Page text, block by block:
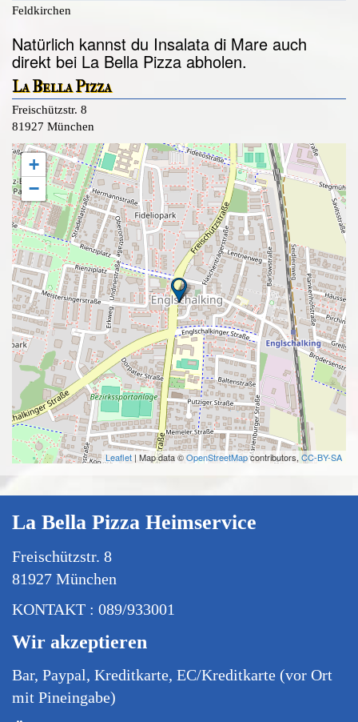
Feldkirchen
Natürlich kannst du Insalata di Mare auch
direkt bei La Bella Pizza abholen.
La Bella Pizza
Freischützstr. 8
81927 München
+
−
Leaflet | Map data ©OpenStreetMapcontributors, CC-BY-SA
La Bella Pizza Heimservice
Freischützstr. 8
81927 München
KONTAKT : 089/933001
Wir akzeptieren
Bar, Paypal, Kreditkarte, EC/Kreditkarte (vor Ort
mit Pineingabe)